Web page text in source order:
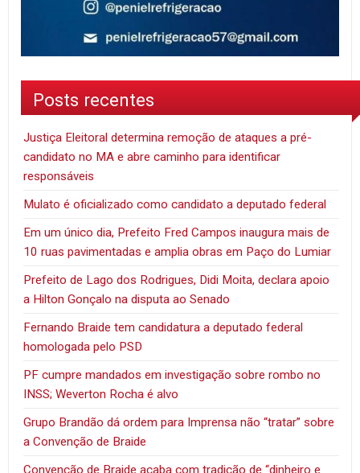
Posts recentes
Justiça Eleitoral determina remoção de ataques a pré-
candidato no MA e abre caminho para identificar
responsáveis
Mulato é oficializado como candidato a deputado federal
Em um único dia, Prefeito Fred Campos inaugura mais de
10 ruas pavimentadas e amplia obras em Paço do Lumiar
Prefeito de Lago dos Rodrigues, Didi Moita, declara apoio
a Hilton Gonçalo na disputa ao Senado
Fernando Braide tem candidatura a deputado federal
homologada pelo PSD
PF cumpre mandados em investigação sobre rombo no
INSS; Weverton Rocha é alvo
Grupo Brandão dá ordem para Imprensa não “tratar” sobre
a Convenção de Braide
Convenção de Braide acaba com tradição de “dinheiro e